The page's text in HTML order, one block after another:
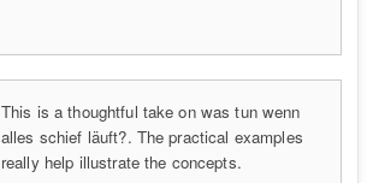
This is a thoughtful take on was tun wenn
alles schief läuft?. The practical examples
really help illustrate the concepts.